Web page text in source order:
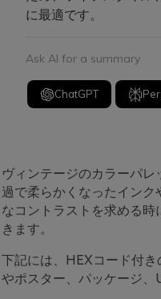
に最適です。
Ask AI for a summary
ChatGPT
ヴィンテージのカラーパ
過で柔らかくなったイン
なコントラストを求める
きます。
下記には、HEXコード付
やポスター、パッケージ、